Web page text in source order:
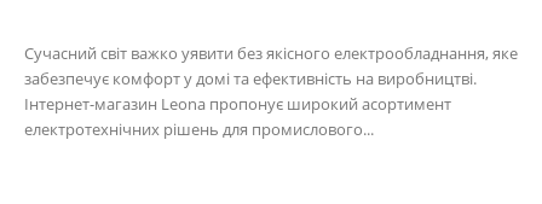
Сучасний світ важко уявити без якісного електрообладнання, яке
забезпечує комфорт у домі та ефективність на виробництві.
Інтернет-магазин Leona пропонує широкий асортимент
електротехнічних рішень для промислового...